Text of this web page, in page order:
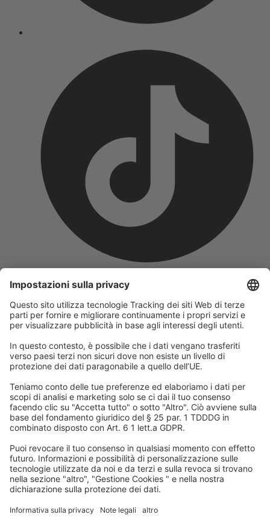
L'azienda
Facciamo parte del Gruppo REWE e della sua divisione turistica
DERTOUR Group. Questo ci rende uno dei maggiori gruppi
turistici in Europa.
© 2026A-ROSA Hotels
Stampa
Protezione dei dati